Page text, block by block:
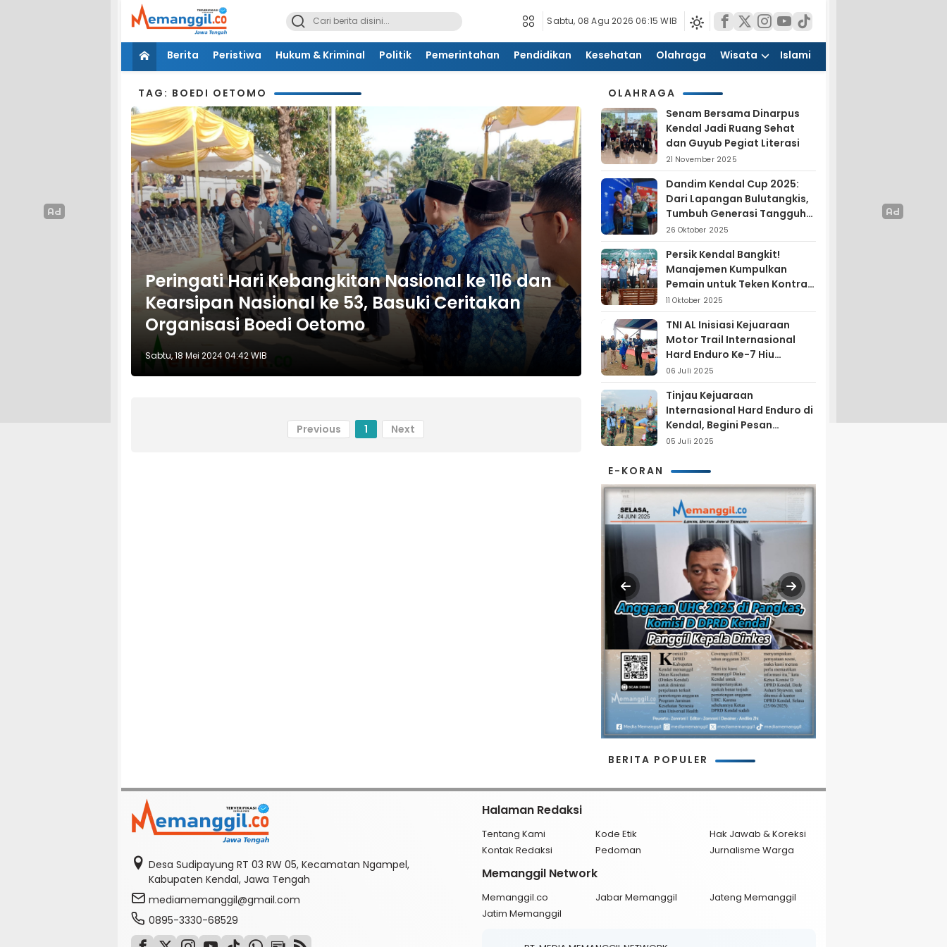
Sabtu, 08 Agu 2026 06:15 WIB
Berita Peristiwa Hukum & Kriminal Politik Pemerintahan Pendidikan Kesehatan Olahraga Wisata Islami
TAG: BOEDI OETOMO
Peringati Hari Kebangkitan Nasional ke 116 dan
Kearsipan Nasional ke 53, Basuki Ceritakan
Organisasi Boedi Oetomo
Sabtu, 18 Mei 2024 04:42 WIB
Previous 1 Next
OLAHRAGA
Senam Bersama Dinarpus
Kendal Jadi Ruang Sehat
dan Guyub Pegiat Literasi
21 November 2025
Dandim Kendal Cup 2025:
Dari Lapangan Bulutangkis,
Tumbuh Generasi Tangguh
dan Nasionalis
26 Oktober 2025
Persik Kendal Bangkit!
Manajemen Kumpulkan
Pemain untuk Teken Kontrak
Jelang Liga 4
11 Oktober 2025
TNI AL Inisiasi Kejuaraan
Motor Trail Internasional
Hard Enduro Ke-7 Hiu
Selatan
06 Juli 2025
Tinjau Kejuaraan
Internasional Hard Enduro di
Kendal, Begini Pesan
Laksamana Pertama TNI AL
05 Juli 2025
E-KORAN
BERITA POPULER
Desa Sudipayung RT 03 RW 05, Kecamatan Ngampel,
Kabupaten Kendal, Jawa Tengah
mediamemanggil@gmail.com
0895-3330-68529
Halaman Redaksi
Tentang Kami Kode Etik
Hak Jawab & Koreksi
Kontak Redaksi
Pedoman Jurnalisme Warga
Memanggil Network
Memanggil.co Jabar Memanggil
Jateng Memanggil
Jatim Memanggil